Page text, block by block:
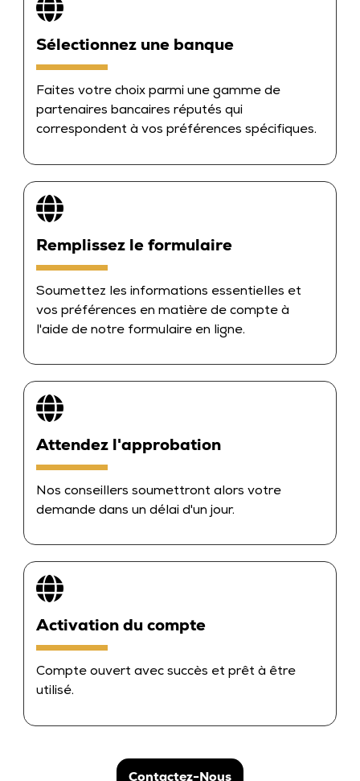
Sélectionnez une banque
Faites votre choix parmi une gamme de
partenaires bancaires réputés qui
correspondent à vos préférences spécifiques.
Remplissez le formulaire
Soumettez les informations essentielles et
vos préférences en matière de compte à
l'aide de notre formulaire en ligne.
Attendez l'approbation
Nos conseillers soumettront alors votre
demande dans un délai d'un jour.
Activation du compte
Compte ouvert avec succès et prêt à être
utilisé.
Contactez-Nous